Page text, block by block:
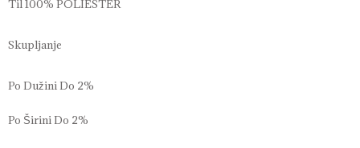
Til 100% POLIESTER
Skupljanje
Po Dužini Do 2%
Po Širini Do 2%